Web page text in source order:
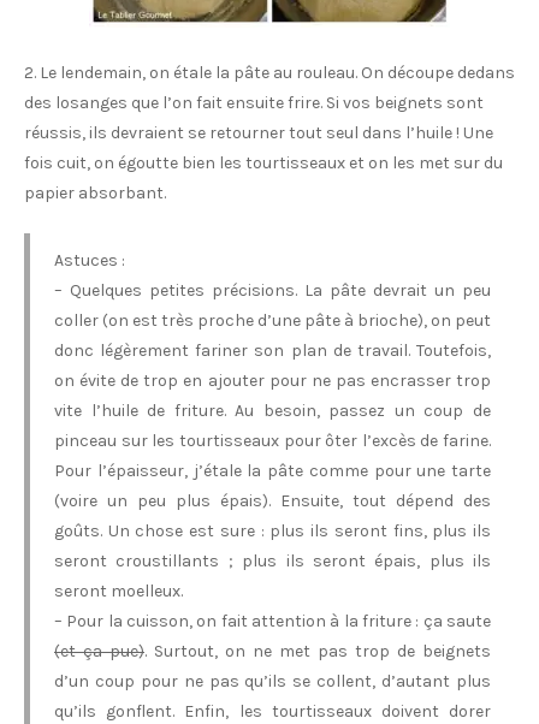
2. Le lendemain, on étale la pâte au rouleau. On découpe dedans
des losanges que l’on fait ensuite frire. Si vos beignets sont
réussis, ils devraient se retourner tout seul dans l’huile ! Une
fois cuit, on égoutte bien les tourtisseaux et on les met sur du
papier absorbant.
Astuces :
– Quelques petites précisions. La pâte devrait un peu
coller (on est très proche d’une pâte à brioche), on peut
donc légèrement fariner son plan de travail. Toutefois,
on évite de trop en ajouter pour ne pas encrasser trop
vite l’huile de friture. Au besoin, passez un coup de
pinceau sur les tourtisseaux pour ôter l’excès de farine.
Pour l’épaisseur, j’étale la pâte comme pour une tarte
(voire un peu plus épais). Ensuite, tout dépend des
goûts. Un chose est sure : plus ils seront fins, plus ils
seront croustillants ; plus ils seront épais, plus ils
seront moelleux.
– Pour la cuisson, on fait attention à la friture : ça saute
(et ça pue). Surtout, on ne met pas trop de beignets
d’un coup pour ne pas qu’ils se collent, d’autant plus
qu’ils gonflent. Enfin, les tourtisseaux doivent dorer